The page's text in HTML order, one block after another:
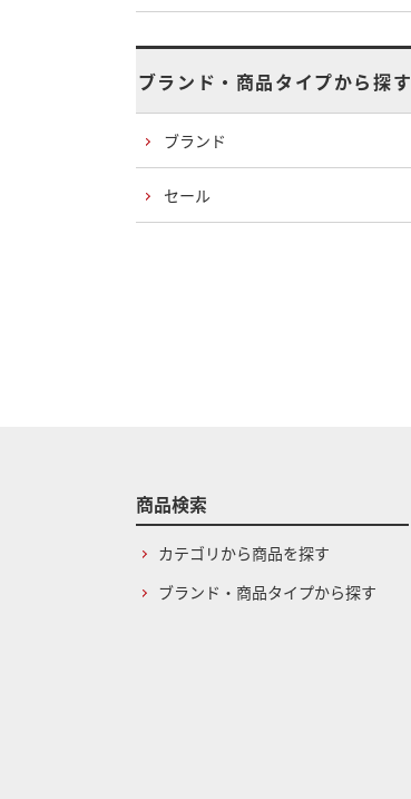
ブランド・商品タイプから探す
ブランド
セール
商品検索
カテゴリから商品を探す
ブランド・商品タイプから探す